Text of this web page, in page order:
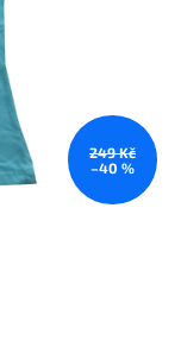
249 Kč
–40 %